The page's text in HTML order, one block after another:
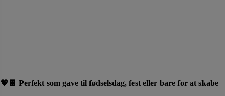
Perfekt som gave til fødselsdag, fest eller bare for at skabe